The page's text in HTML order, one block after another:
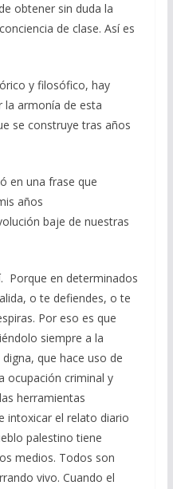
obtener sin duda la
de clase. Así es
y filosófico, hay
la armonía de esta
se construye tras años
en una frase que
años
baje de nuestras
Porque en determinados
o te defiendes, o te
Por eso es que
siempre a la
que hace uso de
ocupación criminal y
herramientas
intoxicar el relato diario
palestino tiene
medios. Todos son
vivo. Cuando el